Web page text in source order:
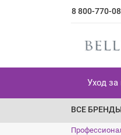
8 800-770-
Уход
ВСЕ БРЕНДЫ